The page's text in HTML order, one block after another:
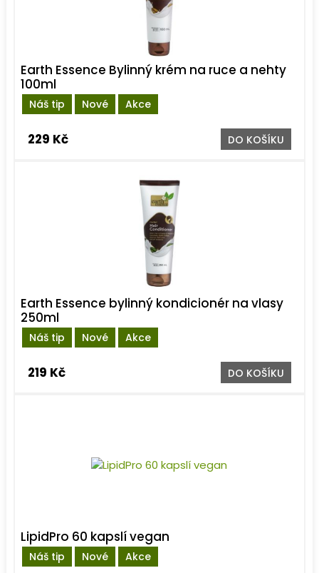
Náš tip Nové Akce
Earth Essence Bylinný krém na ruce a nehty
100ml
229 Kč DO KOŠÍKU
Náš tip Nové Akce
Earth Essence bylinný kondicionér na vlasy
250ml
219 Kč DO KOŠÍKU
Náš tip Nové Akce
LipidPro 60 kapslí vegan